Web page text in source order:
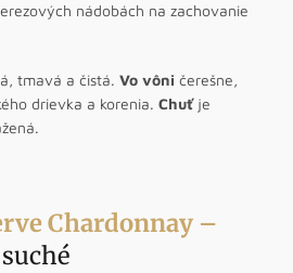
nádobách na zachovanie
tmavá a čistá. Vo vôni čerešne,
drievka a korenia. Chuťje
Chardonnay –